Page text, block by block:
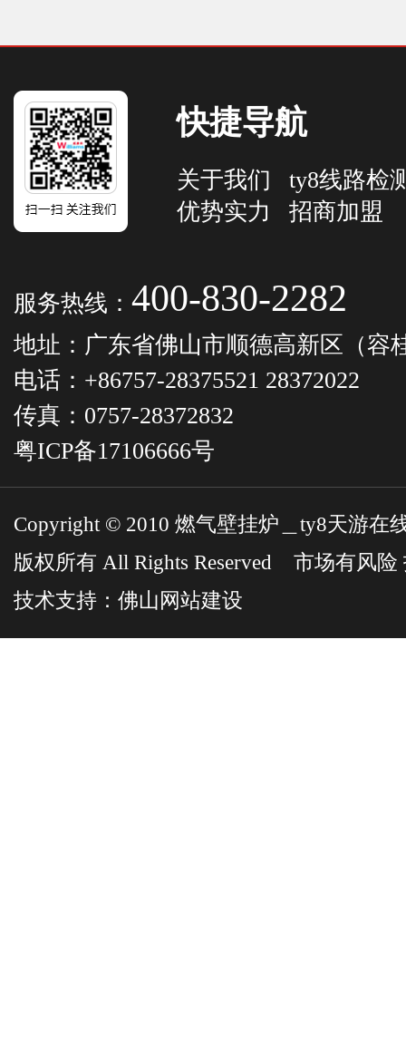
快捷导航
关于我们
ty8线路检
优势实力
招商加盟
服务热线： 400-830-2282
地址：广东省佛山市顺德高新区（容
电话：+86757-28375521 28372022
传真：0757-28372832
粤ICP备17106666号
Copyright © 2010 燃气壁挂炉＿ty8天游在
版权所有 All Rights Reserved 市场有风险
技术支持： 佛山网站建设